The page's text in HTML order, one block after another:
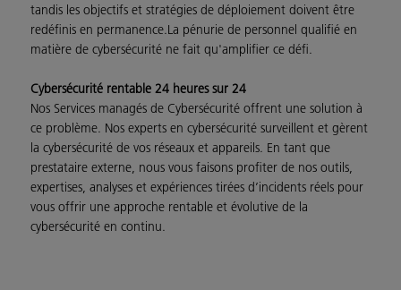
tandis les objectifs et stratégies de déploiement doivent être
redéfinis en permanence.La pénurie de personnel qualifié en
matière de cybersécurité ne fait qu'amplifier ce défi.
Cybersécurité rentable 24 heures sur 24
Nos Services managés de Cybersécurité offrent une solution à
ce problème. Nos experts en cybersécurité surveillent et gèrent
la cybersécurité de vos réseaux et appareils. En tant que
prestataire externe, nous vous faisons profiter de nos outils,
expertises, analyses et expériences tirées d’incidents réels pour
vous offrir une approche rentable et évolutive de la
cybersécurité en continu.